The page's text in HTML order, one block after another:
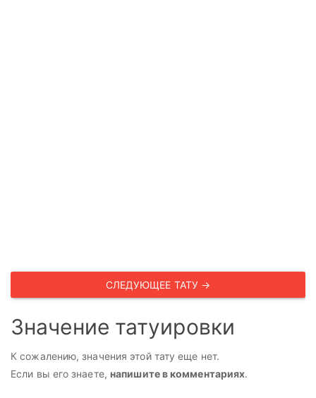
СЛЕДУЮЩЕЕ ТАТУ →
Значение татуировки
К сожалению, значения этой тату еще нет.
Если вы его знаете, напишите в комментариях.